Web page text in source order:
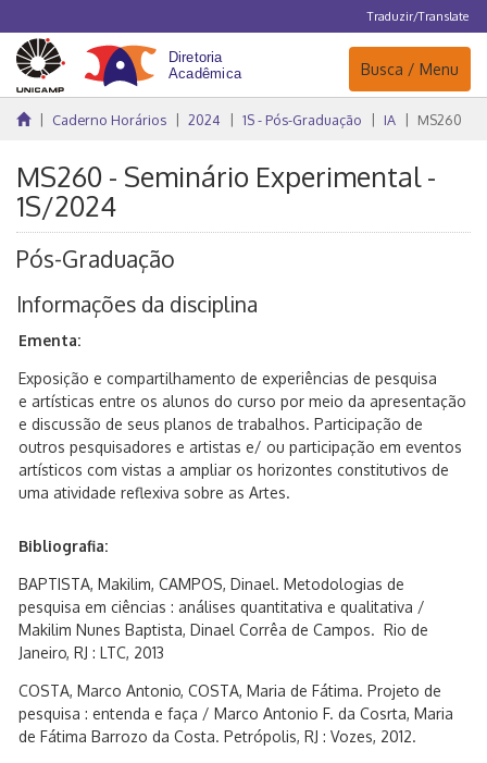
Traduzir/Translate
Navegação
Busca / Menu
Caderno Horários 2024 1S - Pós-Graduação IA MS260
MS260 - Seminário Experimental -
1S/2024
Pós-Graduação
Informações da disciplina
Ementa:
Exposição e compartilhamento de experiências de pesquisa
e artísticas entre os alunos do curso por meio da apresentação
e discussão de seus planos de trabalhos. Participação de
outros pesquisadores e artistas e/ ou participação em eventos
artísticos com vistas a ampliar os horizontes constitutivos de
uma atividade reflexiva sobre as Artes.
Bibliografia:
BAPTISTA, Makilim, CAMPOS, Dinael. Metodologias de
pesquisa em ciências : análises quantitativa e qualitativa /
Makilim Nunes Baptista, Dinael Corrêa de Campos. Rio de
Janeiro, RJ : LTC, 2013
COSTA, Marco Antonio, COSTA, Maria de Fátima. Projeto de
pesquisa : entenda e faça / Marco Antonio F. da Cosrta, Maria
de Fátima Barrozo da Costa. Petrópolis, RJ : Vozes, 2012.